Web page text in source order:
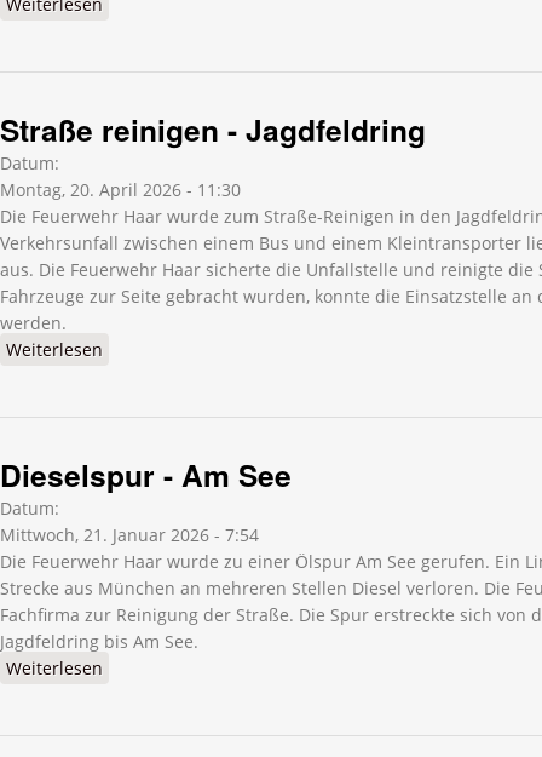
Straße reinigen - Jagdfeldring
Datum:
Montag, 20. April 2026 - 11:30
Die Feuerwehr Haar wurde zum Straße-Reinigen in den
Verkehrsunfall zwischen einem Bus und einem Kleintransporter
aus. Die Feuerwehr Haar sicherte die Unfallstelle und reinigte die
Fahrzeuge zur Seite gebracht wurden, konnte die Einsatzstelle an
werden.
Weiterlesen
Dieselspur - Am See
Datum:
Mittwoch, 21. Januar 2026 - 7:54
Die Feuerwehr Haar wurde zu einer Ölspur Am See gerufen. Ein
Strecke aus München an mehreren Stellen Diesel verloren. Die
Fachfirma zur Reinigung der Straße. Die Spur erstreckte sich von
Jagdfeldring bis Am See.
Weiterlesen